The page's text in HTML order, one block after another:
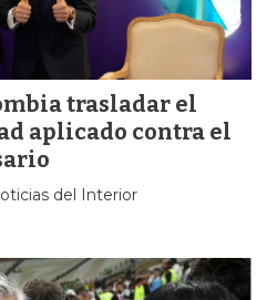
trasladar el
aplicado contra el
del Interior